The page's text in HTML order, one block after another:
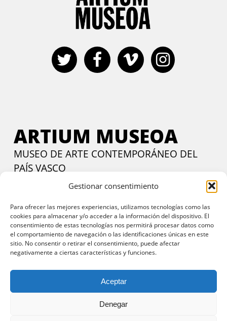
Gestionar consentimiento
Para ofrecer las mejores experiencias, utilizamos tecnologías como las
cookies para almacenar y/o acceder a la información del dispositivo. El
consentimiento de estas tecnologías nos permitirá procesar datos como
el comportamiento de navegación o las identificaciones únicas en este
sitio. No consentir o retirar el consentimiento, puede afectar
negativamente a ciertas características y funciones.
Aceptar
Denegar
ARTIUM MUSEOA
MUSEO DE ARTE CONTEMPORÁNEO DEL
PAÍS VASCO
Martes a viernes:de 11:00 a 14:00 y de 17:00 a 20:00 h
Sábados y domingos:11:00 a 20:00 h
Entrada gratuitatodos los días en horario de tarde y
domingos todo el día